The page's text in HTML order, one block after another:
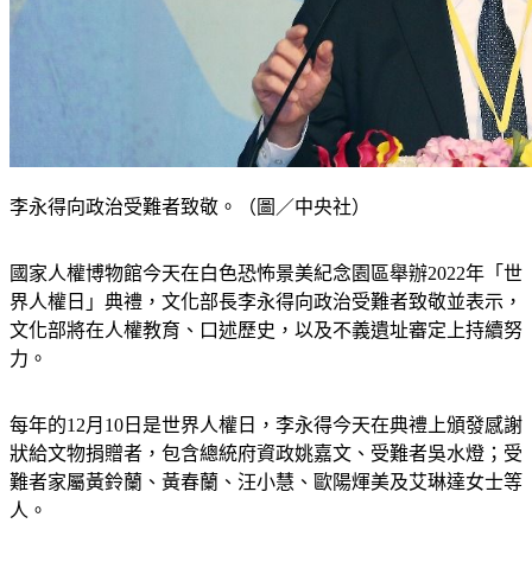
李永得向政治受難者致敬。（圖／中央社）
國家人權博物館今天在白色恐怖景美紀念園區舉辦2022年「世
界人權日」典禮，文化部長李永得向政治受難者致敬並表示，
文化部將在人權教育、口述歷史，以及不義遺址審定上持續努
力。
每年的12月10日是世界人權日，李永得今天在典禮上頒發感謝
狀給文物捐贈者，包含總統府資政姚嘉文、受難者吳水燈；受
難者家屬黃鈴蘭、黃春蘭、汪小慧、歐陽煇美及艾琳達女士等
人。